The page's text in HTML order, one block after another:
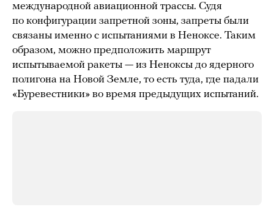
международной авиационной трассы. Судя
по конфигурации запретной зоны, запреты были
связаны именно с испытаниями в Неноксе. Таким
образом, можно предположить маршрут
испытываемой ракеты — из Неноксы до ядерного
полигона на Новой Земле, то есть туда, где падали
«Буревестники» во время предыдущих испытаний.